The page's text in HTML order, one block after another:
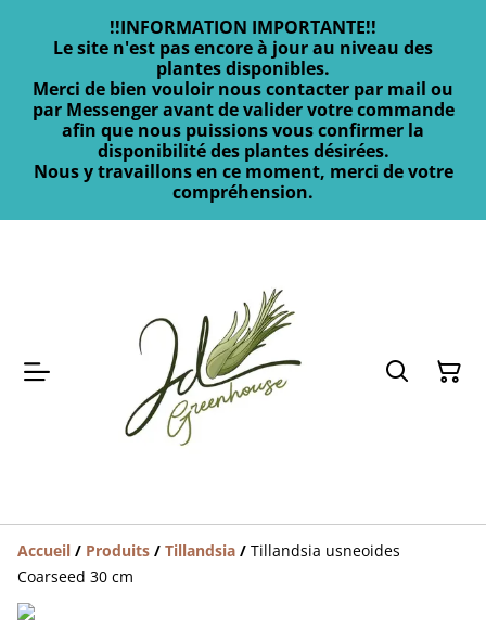
!!INFORMATION IMPORTANTE!!
Le site n'est pas encore à jour au niveau des
plantes disponibles.
Merci de bien vouloir nous contacter par mail ou
par Messenger avant de valider votre commande
afin que nous puissions vous confirmer la
disponibilité des plantes désirées.
Nous y travaillons en ce moment, merci de votre
compréhension.
Accueil / Produits / Tillandsia / Tillandsia usneoides
Coarseed 30 cm